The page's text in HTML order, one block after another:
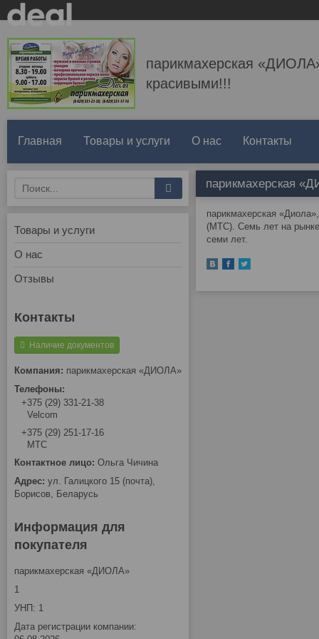
парикмахерская
красивыми!!!
Главная Товары и услуги О нас Контакты
парикмахерская
парикмахерская
(МТС). Семь лет на рынке
семи лет.
Товары и услуги
О нас
Отзывы
Наличие документов
парикмахерская «ДИОЛА»
+375 (29) 331-21-38
Velcom
+375 (29) 251-17-16
МТС
Ольга Чичина
ул. Галицкого 15 (почта),
Борисов, Беларусь
Информация для
покупателя
парикмахерская «ДИОЛА»
1
УНП: 1
Дата регистрации компании: